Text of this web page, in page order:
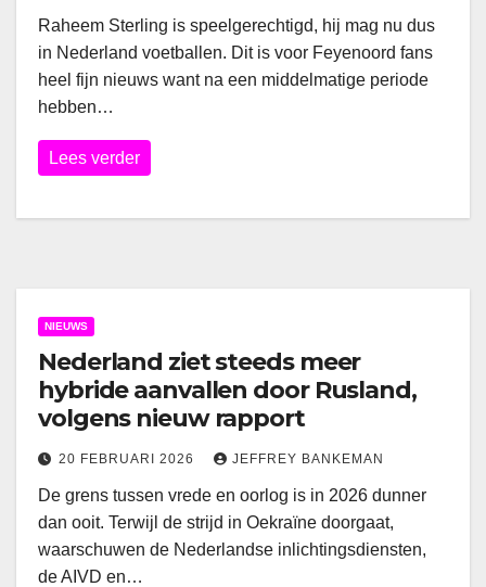
Raheem Sterling is speelgerechtigd, hij mag nu dus
in Nederland voetballen. Dit is voor Feyenoord fans
heel fijn nieuws want na een middelmatige periode
hebben…
Lees verder
NIEUWS
Nederland ziet steeds meer
hybride aanvallen door Rusland,
volgens nieuw rapport
20 FEBRUARI 2026 JEFFREY BANKEMAN
De grens tussen vrede en oorlog is in 2026 dunner
dan ooit. Terwijl de strijd in Oekraïne doorgaat,
waarschuwen de Nederlandse inlichtingsdiensten,
de AIVD en…